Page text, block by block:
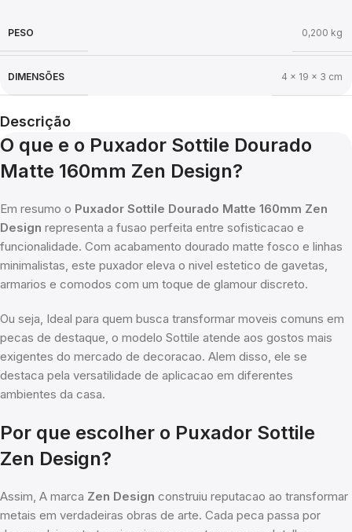
PESO 0,200 kg
DIMENSÕES 4 × 19 × 3 cm
Descrição
O que e o Puxador Sottile Dourado
Matte 160mm Zen Design?
Em resumo o Puxador Sottile Dourado Matte 160mm Zen
Design representa a fusao perfeita entre sofisticacao e
funcionalidade. Com acabamento dourado matte fosco e linhas
minimalistas, este puxador eleva o nivel estetico de gavetas,
armarios e comodos com um toque de glamour discreto.
Ou seja, Ideal para quem busca transformar moveis comuns em
pecas de destaque, o modelo Sottile atende aos gostos mais
exigentes do mercado de decoracao. Alem disso, ele se
destaca pela versatilidade de aplicacao em diferentes
ambientes da casa.
Por que escolher o Puxador Sottile
Zen Design?
Assim, A marca Zen Design construiu reputacao ao transformar
metais em verdadeiras obras de arte. Cada peca passa por